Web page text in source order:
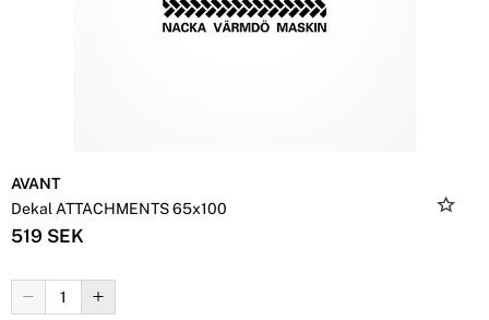
AVANT
Dekal ATTACHMENTS 65x100
519 SEK